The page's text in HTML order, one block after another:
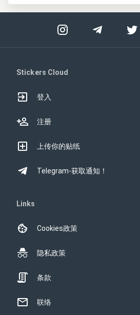
Stickers Cloud
登入
注册
上传你的贴纸
Telegram-获取通知！
Links
Cookies政策
隐私政策
条款
联络